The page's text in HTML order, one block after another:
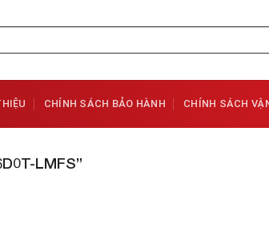
CHÍNH SÁCH BẢO HÀNH CHÍNH SÁCH
LMFS”